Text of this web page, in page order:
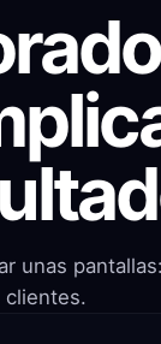
unas
clientes.